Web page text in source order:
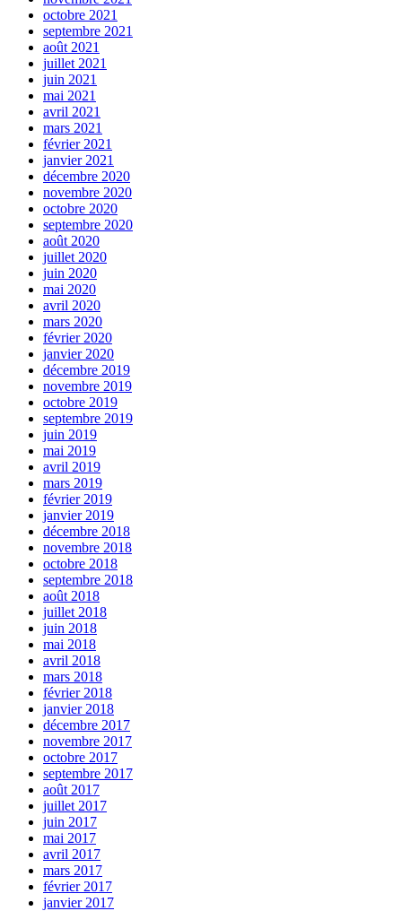
octobre 2021
septembre 2021
août 2021
juillet 2021
juin 2021
mai 2021
avril 2021
mars 2021
février 2021
janvier 2021
décembre 2020
novembre 2020
octobre 2020
septembre 2020
août 2020
juillet 2020
juin 2020
mai 2020
avril 2020
mars 2020
février 2020
janvier 2020
décembre 2019
novembre 2019
octobre 2019
septembre 2019
juin 2019
mai 2019
avril 2019
mars 2019
février 2019
janvier 2019
décembre 2018
novembre 2018
octobre 2018
septembre 2018
août 2018
juillet 2018
juin 2018
mai 2018
avril 2018
mars 2018
février 2018
janvier 2018
décembre 2017
novembre 2017
octobre 2017
septembre 2017
août 2017
juillet 2017
juin 2017
mai 2017
avril 2017
mars 2017
février 2017
janvier 2017